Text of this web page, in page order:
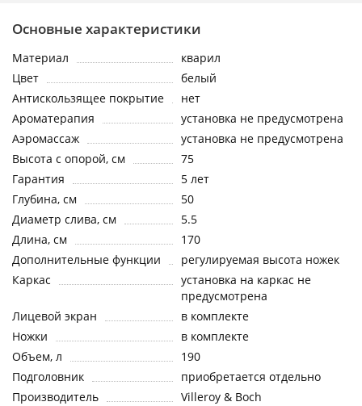
Основные характеристики
Материал
кварил
Цвет
белый
Антискользящее покрытие
нет
Ароматерапия
установка не предусмотрена
Аэромассаж
установка не предусмотрена
Высота с опорой, см
75
Гарантия
5 лет
Глубина, см
50
Диаметр слива, см
5.5
Длина, см
170
Дополнительные функции
регулируемая высота ножек
Каркас
установка на каркас не
предусмотрена
Лицевой экран
в комплекте
Ножки
в комплекте
Объем, л
190
Подголовник
приобретается отдельно
Производитель
Villeroy & Boch